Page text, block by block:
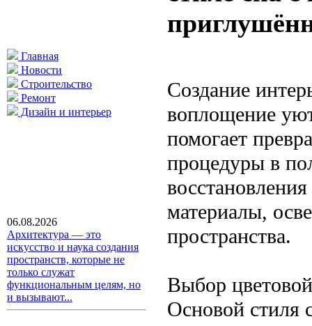
Главная
Новости
Строительство
Ремонт
Дизайн и интерьер
06.08.2026
Архитектура — это
искусство и наука создания
пространств, которые не
только служат
функциональным целям, но
и вызывают...
Создание
воплощение
помогает
процедуры в
материалы,
пространства.
Выбор
Основой стиля